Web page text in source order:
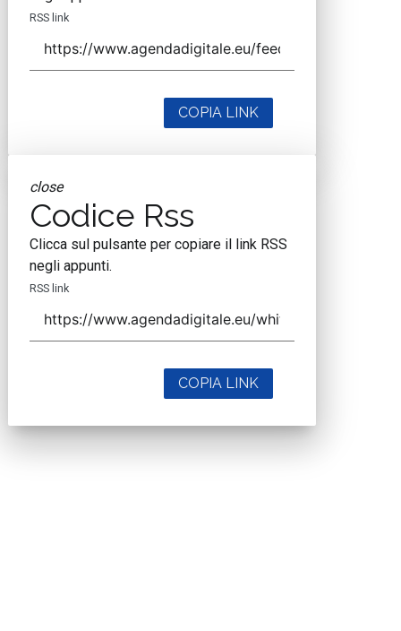
RSS link
COPIA LINK
close
Codice Rss
Clicca sul pulsante per copiare il link RSS
negli appunti.
RSS link
COPIA LINK